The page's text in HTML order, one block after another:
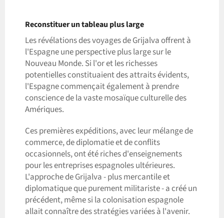
Reconstituer un tableau plus large
Les révélations des voyages de Grijalva offrent à
l'Espagne une perspective plus large sur le
Nouveau Monde. Si l'or et les richesses
potentielles constituaient des attraits évidents,
l'Espagne commençait également à prendre
conscience de la vaste mosaïque culturelle des
Amériques.
Ces premières expéditions, avec leur mélange de
commerce, de diplomatie et de conflits
occasionnels, ont été riches d'enseignements
pour les entreprises espagnoles ultérieures.
L'approche de Grijalva - plus mercantile et
diplomatique que purement militariste - a créé un
précédent, même si la colonisation espagnole
allait connaître des stratégies variées à l'avenir.